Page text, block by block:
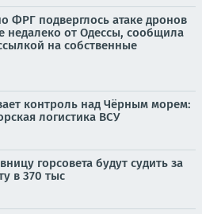
ФРГ подверглось атаке дронов
недалеко от Одессы, сообщила
на собственные
контроль над Чёрным морем:
логистика ВСУ
горсовета будут судить за
в 370 тыс